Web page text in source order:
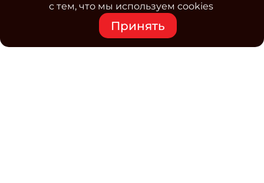
с тем, что мы используем cookies
Принять